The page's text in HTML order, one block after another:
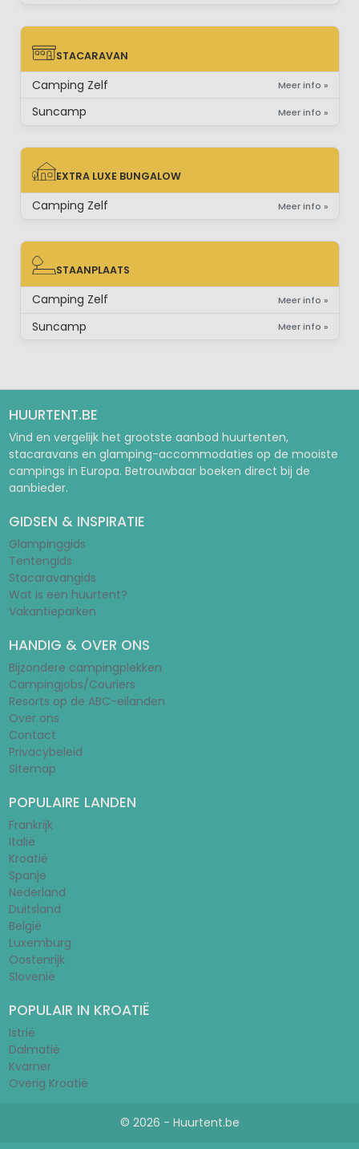
STACARAVAN
STACARAVAN
Camping Zelf Meer info »
Suncamp Meer info »
EXTRA LUXE BUNGALOW
EXTRA LUXE BUNGALOW
Camping Zelf Meer info »
STAANPLAATS
STAANPLAATS
Camping Zelf Meer info »
Suncamp Meer info »
HUURTENT.BE
Vind en vergelijk het grootste aanbod huurtenten,
stacaravans en glamping-accommodaties op de mooiste
campings in Europa. Betrouwbaar boeken direct bij de
aanbieder.
GIDSEN & INSPIRATIE
Glampinggids
Tentengids
Stacaravangids
Wat is een huurtent?
Vakantieparken
HANDIG & OVER ONS
Bijzondere campingplekken
Campingjobs/Couriers
Resorts op de ABC-eilanden
Over ons
Contact
Privacybeleid
Sitemap
POPULAIRE LANDEN
Frankrijk
Italië
Kroatië
Spanje
Nederland
Duitsland
België
Luxemburg
Oostenrijk
Slovenië
POPULAIR IN KROATIË
Istrië
Dalmatië
Kvarner
Overig Kroatië
© 2026 - Huurtent.be